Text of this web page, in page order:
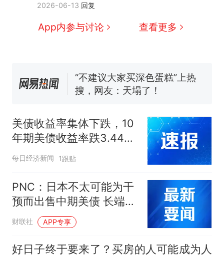
2026-06-13 回复
App内参与讨论 查看更多
交5060元才肯搬上楼！女子傻
眼了……
空调24小时开着反而更省电？
已叫停招聘，成立调查组全面
核查
“不建议大家买深色蛋糕”上热
搜，网友：天塌了！
汁，致多名乘客在飞行途中排
队上厕所！乘客：机上100多
人只有2个厕所；客服回应：并
非每架飞机都会发放西梅汁
热 那个在床头放菜刀的女孩，
因老师一句“跟我回家”改写了
人生
美债收益率集体下跌，10
年期美债收益率跌3.44个
基点
每日经济新闻 1跟贴
PNC：日本不太可能为干
预而出售中期美债 长端收
益率影响有限
财联社 APP专享
好日子终于要来了？买房的人可能成为人